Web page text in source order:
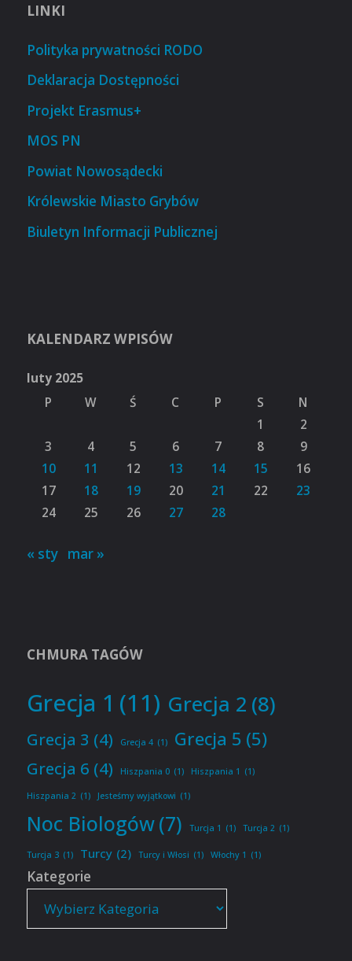
LINKI
Polityka prywatności RODO
Deklaracja Dostępności
Projekt Erasmus+
MOS PN
Powiat Nowosądecki
Królewskie Miasto Grybów
Biuletyn Informacji Publicznej
KALENDARZ WPISÓW
luty 2025
P
W Ś C P S
N
1
2
3
4 5 6 7 8
9
10
11 12 13 14 15
16
17
18 19 20 21 22
23
24
25 26 27 28
« sty mar »
CHMURA TAGÓW
Grecja 1 (11) Grecja 2 (8)
Grecja 3 (4) Grecja 4 (1) Grecja 5 (5)
Grecja 6 (4) Hiszpania 0 (1) Hiszpania 1 (1)
Hiszpania 2 (1) Jesteśmy wyjątkowi (1)
Noc Biologów(7) Turcja 1 (1) Turcja 2 (1)
Turcja 3 (1) Turcy (2) Turcy i Włosi (1) Włochy 1 (1)
Kategorie